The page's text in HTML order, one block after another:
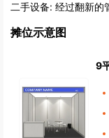
二手设备: 经过翻新的
摊位示意图
9